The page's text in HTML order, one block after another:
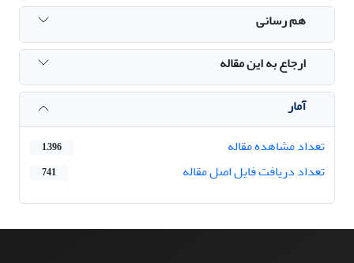
هم رسانی
ارجاع به این مقاله
آمار
تعداد مشاهده مقاله
1,396
تعداد دریافت فایل اصل مقاله 741